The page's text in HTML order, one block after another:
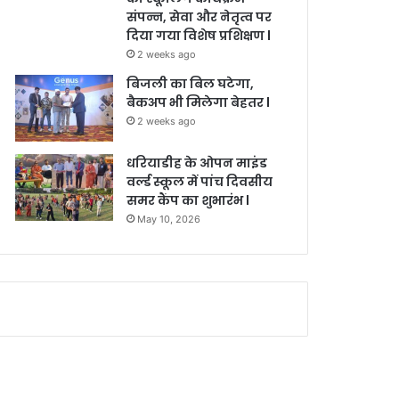
संपन्न, सेवा और नेतृत्व पर
दिया गया विशेष प्रशिक्षण l
2 weeks ago
बिजली का बिल घटेगा,
बैकअप भी मिलेगा बेहतर l
2 weeks ago
धरियाडीह के ओपन माइंड
वर्ल्ड स्कूल में पांच दिवसीय
समर कैंप का शुभारंभ l
May 10, 2026